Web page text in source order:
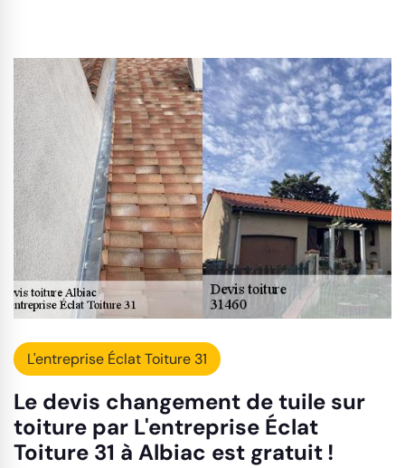
L'entreprise Éclat Toiture 31
Le devis changement de tuile sur
toiture par L'entreprise Éclat
Toiture 31 à Albiac est gratuit !